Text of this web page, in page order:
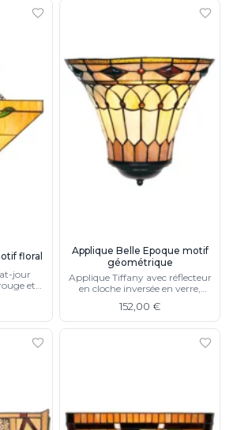
floral
jour
et
Applique Belle Epoque motif
géométrique
Applique Tiffany avec réflecteur
en cloche inversée en verre,
jaune pâle
152,00 €